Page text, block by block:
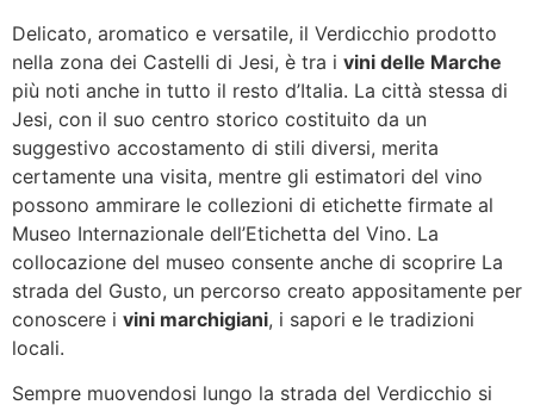
Delicato, aromatico e versatile, il Verdicchio prodotto
nella zona dei Castelli di Jesi, è tra i vini delle Marche
più noti anche in tutto il resto d’Italia. La città stessa di
Jesi, con il suo centro storico costituito da un
suggestivo accostamento di stili diversi, merita
certamente una visita, mentre gli estimatori del vino
possono ammirare le collezioni di etichette firmate al
Museo Internazionale dell’Etichetta del Vino. La
collocazione del museo consente anche di scoprire La
strada del Gusto, un percorso creato appositamente per
conoscere i vini marchigiani, i sapori e le tradizioni
locali.
Sempre muovendosi lungo la strada del Verdicchio si